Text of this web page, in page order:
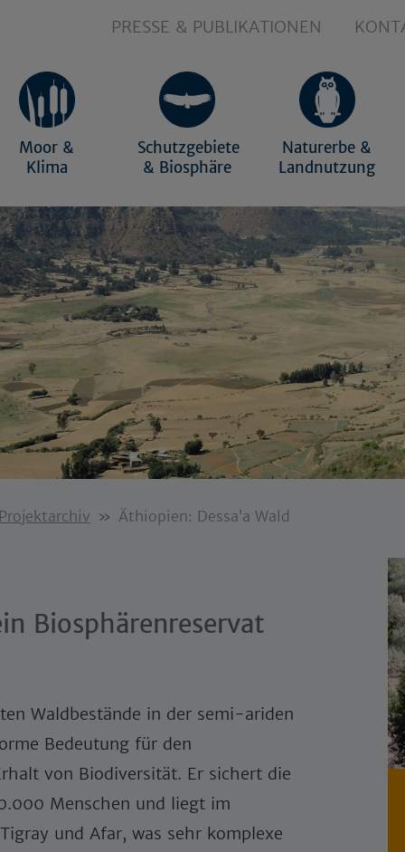
PRESSE & PUBLIKATIONEN
Moor &
Klima
Schutzgebiete
& Biosphäre
Naturerbe &
Landnutzung
Projektarchiv Äthiopien: Dessa’a Wald
Biosphärenreservat
Waldbestände in der semi-ariden
Bedeutung für den
von Biodiversität. Er sichert die
Menschen und liegt im
und Afar, was sehr komplexe